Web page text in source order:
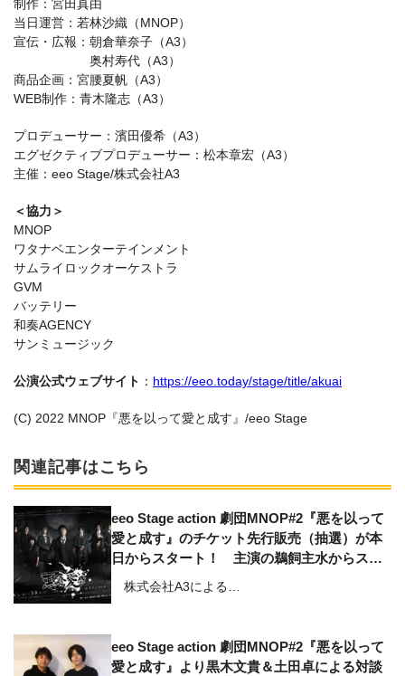
制作：宮田真由
当日運営：若林沙織（MNOP）
宣伝・広報：朝倉華奈子（A3）
奥村寿代（A3）
商品企画：宮腰夏帆（A3）
WEB制作：青木隆志（A3）
プロデューサー：濱田優希（A3）
エグゼクティブプロデューサー：松本章宏（A3）
主催：eeo Stage/株式会社A3
＜協力＞
MNOP
ワタナベエンターテインメント
サムライロックオーケストラ
GVM
バッテリー
和奏AGENCY
サンミュージック
公演公式ウェブサイト ： https://eeo.today/stage/title/akuai
(C) 2022 MNOP『悪を以って愛と成す』/eeo Stage
関連記事はこちら
eeo Stage action 劇団MNOP#2『悪を以って
愛と成す』のチケット先行販売（抽選）が本
日からスタート！ 主演の鵜飼主水からスペ
シャルコメントも到着!!
株式会社A3による…
eeo Stage action 劇団MNOP#2『悪を以って
愛と成す』より黒木文貴＆土田卓による対談